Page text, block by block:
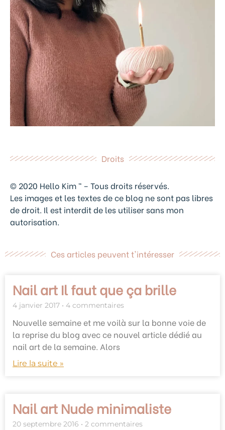
Droits
© 2020 Hello Kim ™ – Tous droits réservés.
Les images et les textes de ce blog ne sont pas libres
de droit. Il est interdit de les utiliser sans mon
autorisation.
Ces articles peuvent t'intéresser
Nail art Il faut que ça brille
4 janvier 2017 4 commentaires
Nouvelle semaine et me voilà sur la bonne voie de
la reprise du blog avec ce nouvel article dédié au
nail art de la semaine. Alors
Lire la suite »
Nail art Nude minimaliste
20 septembre 2016 2 commentaires